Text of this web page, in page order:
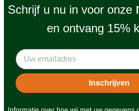
Schrijf u nu in voor onze
en ontvang 15%